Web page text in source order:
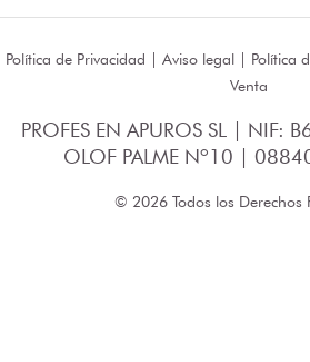
Política de Privacidad | Aviso legal| Política
Venta
PROFES EN APUROS SL | NIF:
OLOF PALME Nº10 |
© 2026 Todos los Derechos